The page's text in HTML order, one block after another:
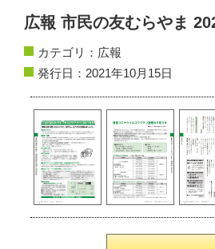
広報 市民の友むらやま
カテゴリ： 広報
発行日：2021年10月15日
個人情報保護方針
動作環境
リンク集